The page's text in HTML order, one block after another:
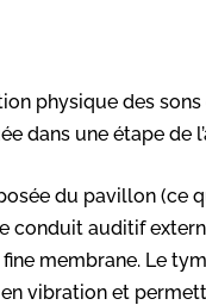
physique des
dans une étape de
du pavillon (ce
conduit auditif
membrane. Le
vibration et